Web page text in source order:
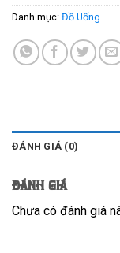
Danh mục: Đồ Uống
ĐÁNH GIÁ (0)
Đánh giá
Chưa có đánh giá